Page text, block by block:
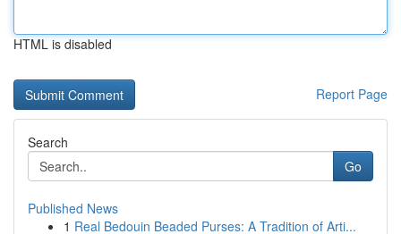
HTML is disabled
Report Page
Search
Go
Published News
1 Real Bedouin Beaded Purses: A Tradition of Arti...